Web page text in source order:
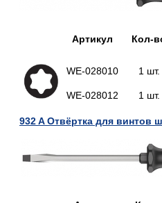
Артикул Кол-
WE-028010 1 шт.
WE-028012 1 шт.
932 A Отвёртка для винтов